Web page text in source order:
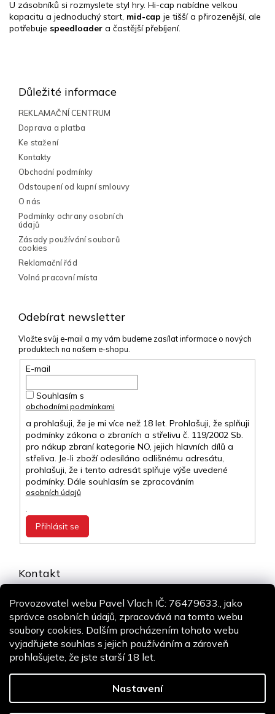
Provozovatel webu Pavel Vlach IČ: 76479633., jako
správce osobních údajů, zpracovává na tomto webu
soubory cookies. Dalším procházením tohoto webu
vyjadřujete souhlas s jejich používáním a zároveň
prohlašujete, že jste starší 18 let.
Nastavení
U zásobníků si rozmyslete styl hry. Hi-cap nabídne velkou
kapacitu a jednoduchý start, mid-cap je tišší a přirozenější, ale
potřebuje speedloader a častější přebíjení.
Odebírat newsletter
Vložte svůj e-mail a my vám budeme zasílat informace o nových
produktech na našem e-shopu.
E-mail
Souhlasím s
obchodními podmínkami
a prohlašuji, že je mi více než 18 let. Prohlašuji, že splňuji
podmínky zákona o zbraních a střelivu č. 119/2002 Sb.
pro nákup zbraní kategorie NO, jejich hlavních dílů a
střeliva. Je-li zboží odesíláno odlišnému adresátu,
prohlašuji, že i tento adresát splňuje výše uvedené
podmínky. Dále souhlasím se zpracováním
osobních údajů
.
Přihlásit se
Kontakt
+420 775 106 530
Staň se fanouškem
Důležité informace
REKLAMAČNÍ CENTRUM
Doprava a platba
Ke stažení
Kontakty
Obchodní podmínky
Odstoupení od kupní smlouvy
O nás
Podmínky ochrany osobních
údajů
Zásady používání souborů
cookies
Reklamační řád
Volná pracovní místa
Shoptak.cz | Platforma